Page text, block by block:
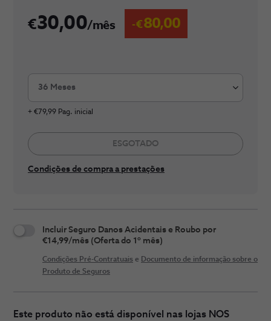
30,00/mês 80,00
36 Meses
+ €79,99 Pag. inicial
ESGOTADO
Condições de compra a prestações
Incluir Seguro Danos Acidentais e Roubo por
€14,99/mês (Oferta do 1º mês)
Condições Pré-Contratuais e Documento de informação sobre o
Produto de Seguros
Este produto não está disponível nas lojas NOS